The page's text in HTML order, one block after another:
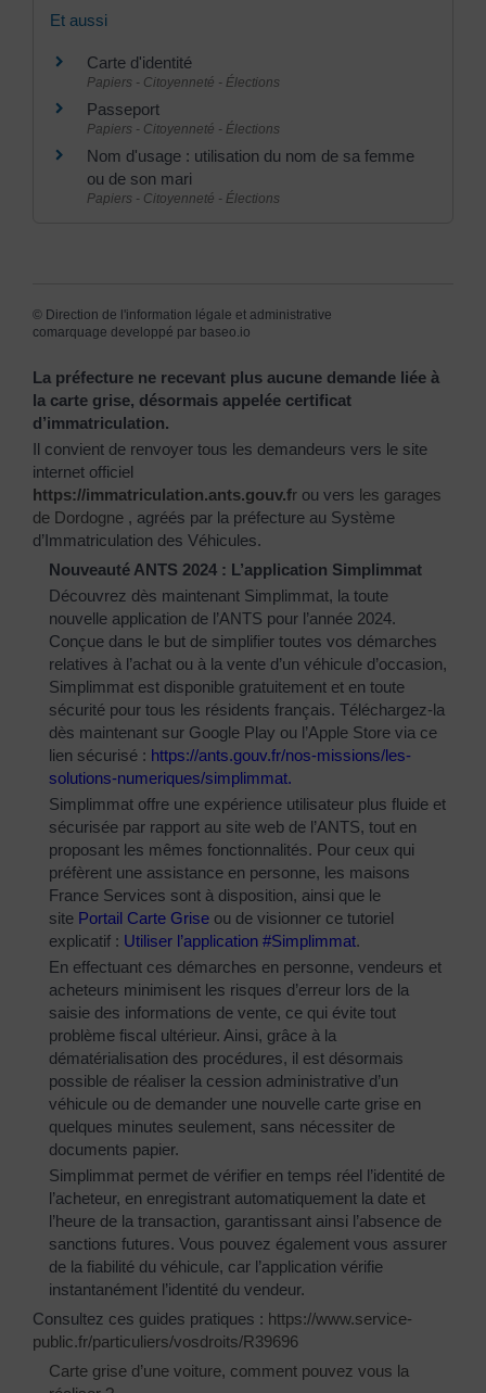
Et aussi
Carte d'identité
Papiers - Citoyenneté - Élections
Passeport
Papiers - Citoyenneté - Élections
Nom d'usage : utilisation du nom de sa femme
ou de son mari
Papiers - Citoyenneté - Élections
© Direction de l'information légale et administrative
comarquage developpé par baseo.io
La préfecture ne recevant plus aucune demande liée à
la carte grise, désormais appelée certificat
d’immatriculation.
Il convient de renvoyer tous les demandeurs vers le site
internet officiel
https://immatriculation.ants.gouv.fr ou vers les garages
de Dordogne , agréés par la préfecture au Système
d’Immatriculation des Véhicules.
Nouveauté ANTS 2024 : L’application Simplimmat
Découvrez dès maintenant Simplimmat, la toute
nouvelle application de l’ANTS pour l’année 2024.
Conçue dans le but de simplifier toutes vos démarches
relatives à l’achat ou à la vente d’un véhicule d’occasion,
Simplimmat est disponible gratuitement et en toute
sécurité pour tous les résidents français. Téléchargez-la
dès maintenant sur Google Play ou l’Apple Store via ce
lien sécurisé : https://ants.gouv.fr/nos-missions/les-
solutions-numeriques/simplimmat.
Simplimmat offre une expérience utilisateur plus fluide et
sécurisée par rapport au site web de l’ANTS, tout en
proposant les mêmes fonctionnalités. Pour ceux qui
préfèrent une assistance en personne, les maisons
France Services sont à disposition, ainsi que le
site Portail Carte Grise ou de visionner ce tutoriel
explicatif : Utiliser l’application #Simplimmat.
En effectuant ces démarches en personne, vendeurs et
acheteurs minimisent les risques d’erreur lors de la
saisie des informations de vente, ce qui évite tout
problème fiscal ultérieur. Ainsi, grâce à la
dématérialisation des procédures, il est désormais
possible de réaliser la cession administrative d’un
véhicule ou de demander une nouvelle carte grise en
quelques minutes seulement, sans nécessiter de
documents papier.
Simplimmat permet de vérifier en temps réel l’identité de
l’acheteur, en enregistrant automatiquement la date et
l’heure de la transaction, garantissant ainsi l’absence de
sanctions futures. Vous pouvez également vous assurer
de la fiabilité du véhicule, car l’application vérifie
instantanément l’identité du vendeur.
Consultez ces guides pratiques : https://www.service-
public.fr/particuliers/vosdroits/R39696
Carte grise d’une voiture, comment pouvez vous la